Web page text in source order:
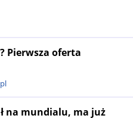
Pierwsza oferta
na mundialu, ma już